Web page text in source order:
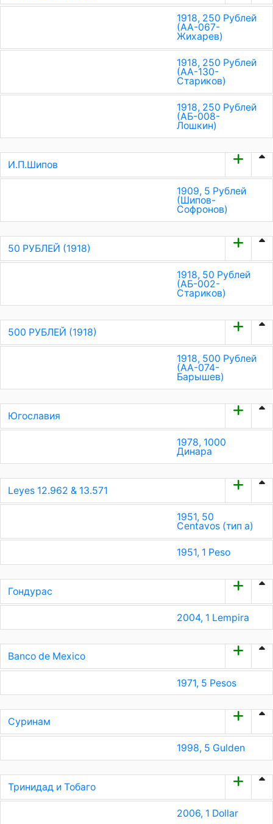
1918, 250 Рублей
(АА-067-
Жихарев)
1918, 250 Рублей
(АА-130-
Стариков)
1918, 250 Рублей
(АБ-008-
Лошкин)
И.П.Шипов
1909, 5 Рублей
(Шипов-
Софронов)
50 РУБЛЕЙ (1918)
1918, 50 Рублей
(АБ-002-
Стариков)
500 РУБЛЕЙ (1918)
1918, 500 Рублей
(АА-074-
Барышев)
Югославия
1978, 1000
Динара
Leyes 12.962 & 13.571
1951, 50
Сentavos (тип a)
1951, 1 Peso
Гондурас
2004, 1 Lempira
Banco de Mexico
1971, 5 Pesos
Суринам
1998, 5 Gulden
Тринидад и Тобаго
2006, 1 Dollar